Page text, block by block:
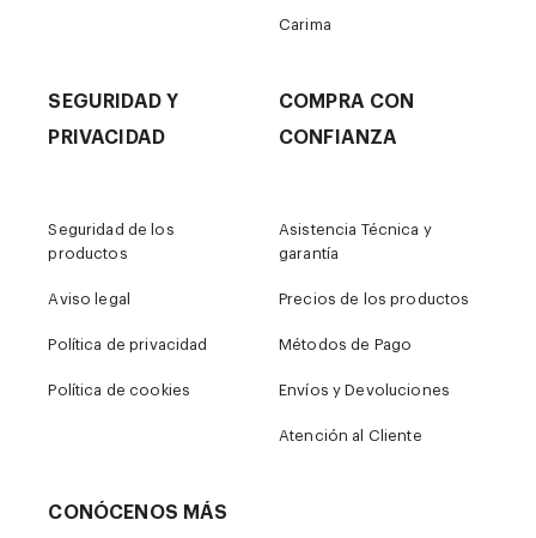
Carima
SEGURIDAD Y
PRIVACIDAD
Seguridad de los
productos
Aviso legal
Política de privacidad
Política de cookies
COMPRA CON
CONFIANZA
Asistencia Técnica y
garantía
Precios de los productos
Métodos de Pago
Envíos y Devoluciones
Atención al Cliente
CONÓCENOS MÁS